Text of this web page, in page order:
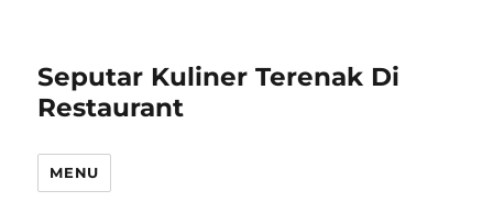
Seputar Kuliner Terenak Di
Restaurant
MENU